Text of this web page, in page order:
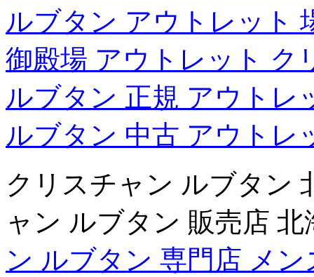
ルブタン アウトレット
御殿場 アウトレット ク
ルブタン 正規 アウトレ
ルブタン 中古 アウトレ
クリスチャン ルブタン
ャン ルブタン 販売店
ン ルブタン 専門店 メ